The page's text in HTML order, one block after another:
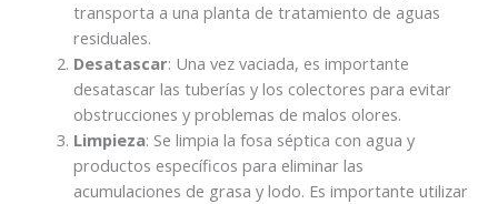
transporta a una planta de tratamiento de aguas
residuales.
Desatascar: Una vez vaciada, es importante
desatascar las tuberías y los colectores para evitar
obstrucciones y problemas de malos olores.
Limpieza: Se limpia la fosa séptica con agua y
productos específicos para eliminar las
acumulaciones de grasa y lodo. Es importante utilizar